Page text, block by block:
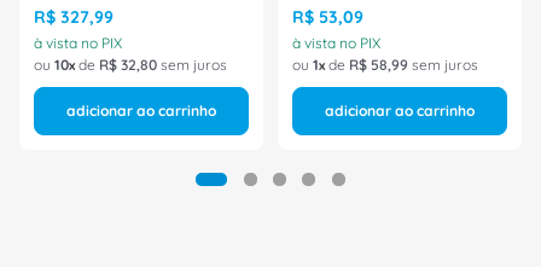
R$ 327,99
à vista no PIX
ou 10 de R$ 32,80 sem juros
adicionar ao carrinho
39 CA 48257 Marluvas
R$ 53,09
à vista no PIX
ou 1 de R$ 58,99 sem juros
adicionar ao carrinho